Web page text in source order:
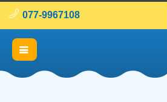
077-9967108